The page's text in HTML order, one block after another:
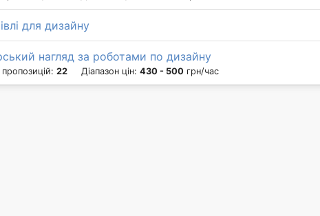
для дизайну
нагляд за роботами по дизайну
22 Діапазон цін: 430 - 500 грн/час